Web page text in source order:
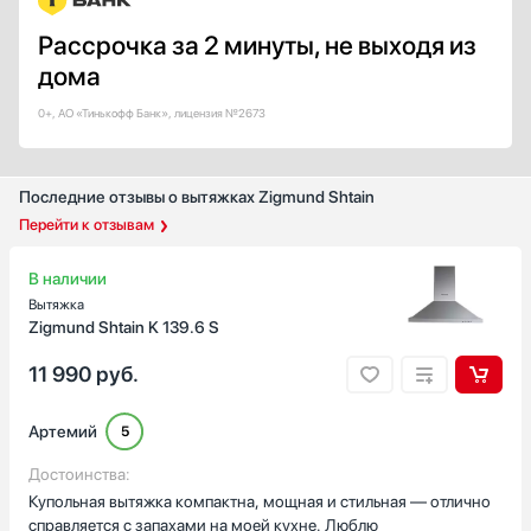
Цвет окантовки
Нержавеющая сталь
Серебро
Желтый / Оранжевый
Медь
Показать все
Есть
Автоматическая регулировка скорости
Есть
Австрия
Германия
Евросоюз
Рассрочка за 2 минуты, не выходя из
дома
0+, АО «Тинькофф Банк», лицензия №2673
Последние отзывы о вытяжках Zigmund Shtain
Перейти к отзывам
В наличии
Вытяжка
Zigmund Shtain K 139.6 S
11 990 руб.
Артемий 5
Достоинства:
Купольная вытяжка компактна, мощная и стильная — отлично
справляется с запахами на моей кухне. Люблю